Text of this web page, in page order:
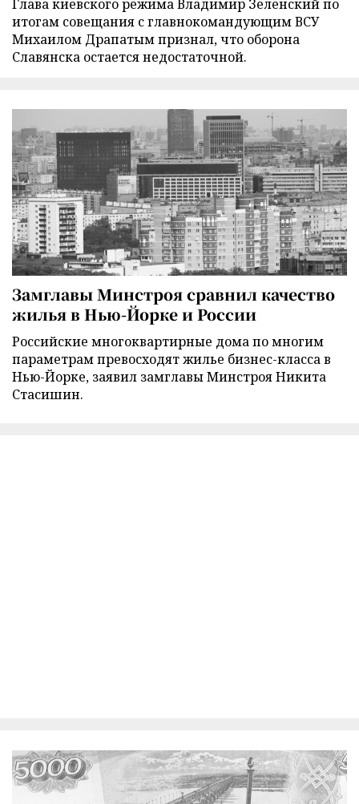
Глава киевского режима Владимир Зеленский по
итогам совещания с главнокомандующим ВСУ
Михаилом Драпатым признал, что оборона
Славянска остается недостаточной.
Замглавы Минстроя сравнил качество
жилья в Нью-Йорке и России
Российские многоквартирные дома по многим
параметрам превосходят жилье бизнес-класса в
Нью-Йорке, заявил замглавы Минстроя Никита
Стасишин.